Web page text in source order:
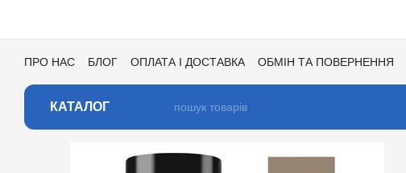
ПРО НАС БЛОГ ОПЛАТА І ДОСТАВКА ОБМІН ТА ПОВЕРНЕННЯ
КАТАЛОГ